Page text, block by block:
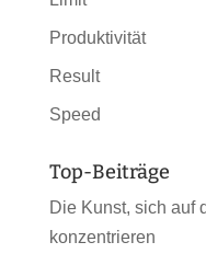
Produktivität
Result
Speed
Top-Beiträge
Die Kunst, sich auf
konzentrieren